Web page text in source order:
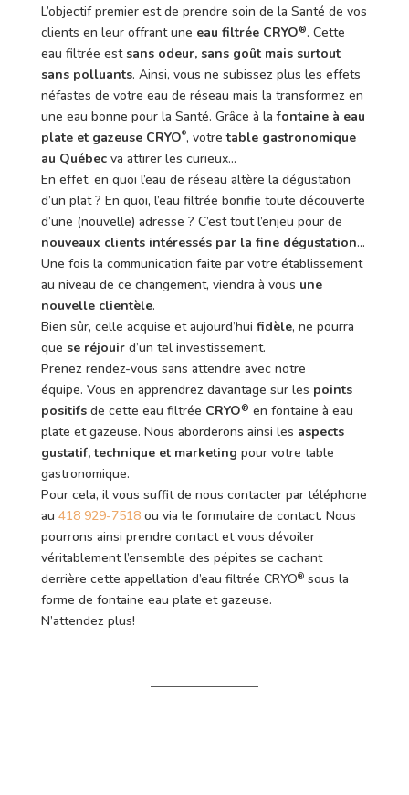
L’objectif premier est de prendre soin de la Santé de vos
clients en leur offrant une eau filtrée CRYO®. Cette
eau filtrée estsans odeur, sans goût mais surtout
sans polluants. Ainsi, vous ne subissez plus les effets
néfastes de votre eau de réseau mais la transformez en
une eau bonne pour la Santé. Grâce à lafontaine à eau
plate et gazeuse CRYO®, votretable gastronomique
au Québecva attirer les curieux…
En effet, en quoi l’eau de réseau altère la dégustation
d’un plat ? En quoi, l’eau filtrée bonifie toute découverte
d’une (nouvelle) adresse ? C’est tout l’enjeu pour de
nouveaux clients intéressés par la fine dégustation…
Une fois la communication faite par votre établissement
au niveau de ce changement, viendra à vous une
nouvelle clientèle.
Bien sûr, celle acquise et aujourd’hui fidèle, ne pourra
que se réjouird’un tel investissement.
Prenez rendez-vous sans attendre avec notre
équipe. Vous en apprendrez davantage sur les points
positifsde cette eau filtrée CRYO® en fontaine à eau
plate et gazeuse. Nous aborderons ainsi les aspects
gustatif, technique et marketing pour votre table
gastronomique.
Pour cela, il vous suffit de nous contacter par téléphone
au 418 929-7518ou via le formulaire de contact. Nous
pourrons ainsi prendre contact et vous dévoiler
véritablement l’ensemble des pépites se cachant
derrière cette appellation d’eau filtrée CRYO®sous la
forme de fontaine eau plate et gazeuse.
N’attendez plus!